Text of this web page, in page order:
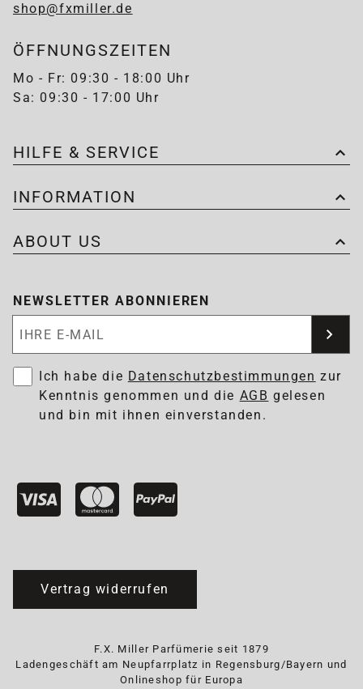
shop@fxmiller.de
ÖFFNUNGSZEITEN
Mo - Fr: 09:30 - 18:00 Uhr
Sa: 09:30 - 17:00 Uhr
HILFE & SERVICE
INFORMATION
ABOUT US
NEWSLETTER ABONNIEREN
Ich habe die Datenschutzbestimmungen zur
Kenntnis genommen und die AGB gelesen
und bin mit ihnen einverstanden.
Vertrag widerrufen
F.X. Miller Parfümerie seit 1879
Ladengeschäft am Neupfarrplatz in Regensburg/Bayern und
Onlineshop für Europa